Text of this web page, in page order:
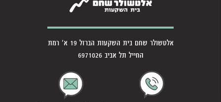
אלטשולר שחם בית השקעות הברזל 19 א' רמת
החייל תל אביב 6971026